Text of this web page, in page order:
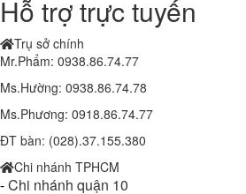
Hỗ trợ trực tuyến
Trụ sở chính
Mr.Phẩm: 0938.86.74.77
Ms.Hường: 0938.86.74.78
Ms.Phương: 0918.86.74.77
ĐT bàn: (028).37.155.380
Chi nhánh TPHCM
-Chi nhánh quận 10